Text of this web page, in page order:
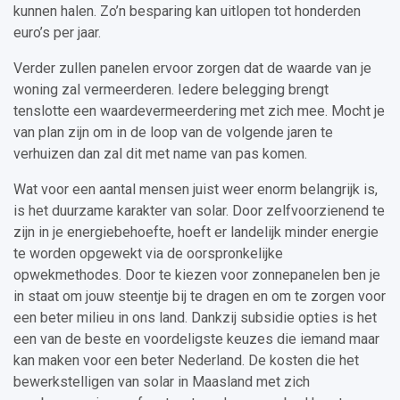
kunnen halen. Zo’n besparing kan uitlopen tot honderden
euro’s per jaar.
Verder zullen panelen ervoor zorgen dat de waarde van je
woning zal vermeerderen. Iedere belegging brengt
tenslotte een waardevermeerdering met zich mee. Mocht je
van plan zijn om in de loop van de volgende jaren te
verhuizen dan zal dit met name van pas komen.
Wat voor een aantal mensen juist weer enorm belangrijk is,
is het duurzame karakter van solar. Door zelfvoorzienend te
zijn in je energiebehoefte, hoeft er landelijk minder energie
te worden opgewekt via de oorspronkelijke
opwekmethodes. Door te kiezen voor zonnepanelen ben je
in staat om jouw steentje bij te dragen en om te zorgen voor
een beter milieu in ons land. Dankzij subsidie opties is het
een van de beste en voordeligste keuzes die iemand maar
kan maken voor een beter Nederland. De kosten die het
bewerkstelligen van solar in Maasland met zich